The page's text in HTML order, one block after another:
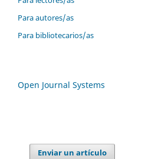
Para autores/as
Para bibliotecarios/as
Open Journal Systems
Enviar un artículo